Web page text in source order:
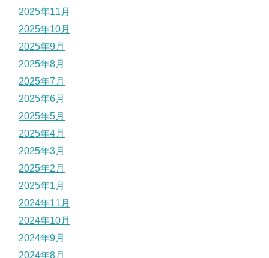
2025年11月
2025年10月
2025年9月
2025年8月
2025年7月
2025年6月
2025年5月
2025年4月
2025年3月
2025年2月
2025年1月
2024年11月
2024年10月
2024年9月
2024年8月